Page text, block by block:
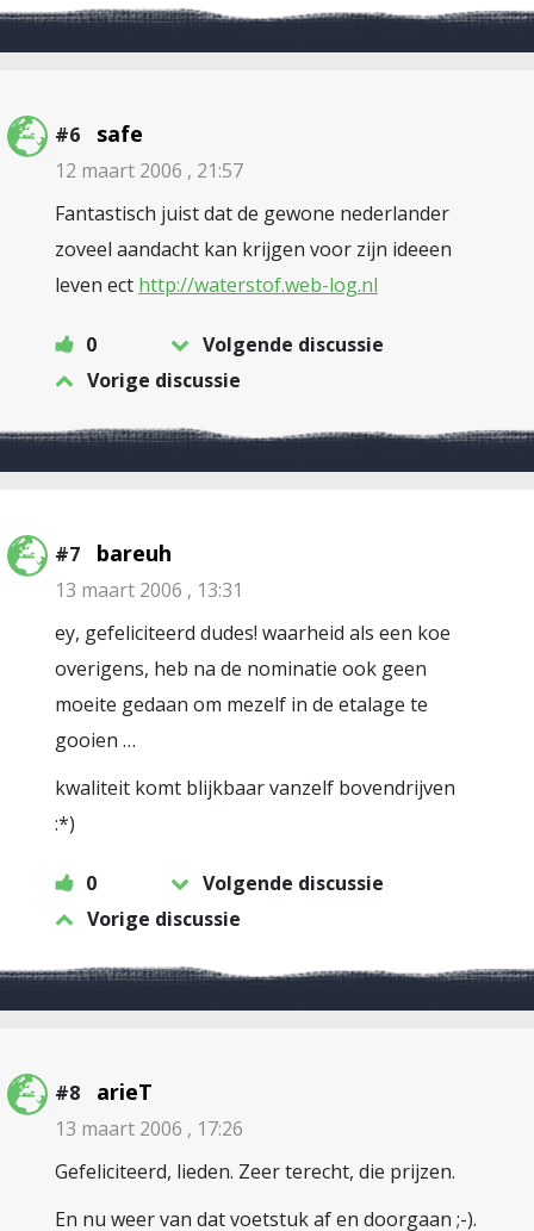
#6 safe
12 maart 2006 , 21:57
Fantastisch juist dat de gewone nederlander
zoveel aandacht kan krijgen voor zijn ideeen
leven ect http://waterstof.web-log.nl
0
Volgende discussie
Vorige discussie
#7 bareuh
13 maart 2006 , 13:31
ey, gefeliciteerd dudes! waarheid als een koe
overigens, heb na de nominatie ook geen
moeite gedaan om mezelf in de etalage te
gooien …
kwaliteit komt blijkbaar vanzelf bovendrijven
:*)
0
Volgende discussie
Vorige discussie
#8 arieT
13 maart 2006 , 17:26
Gefeliciteerd, lieden. Zeer terecht, die prijzen.
En nu weer van dat voetstuk af en doorgaan ;-).